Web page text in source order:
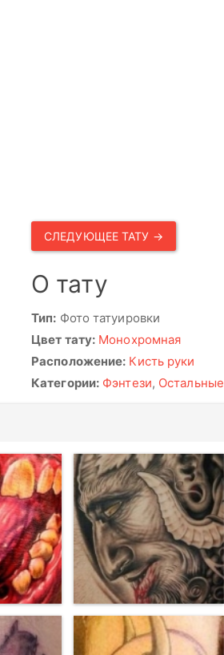
СЛЕДУЮЩЕЕ ТАТУ →
О тату
Тип: Фото татуировки
Цвет тату: Монохромная
Расположение: Кисть руки
Категории: Фэнтези, Остальные